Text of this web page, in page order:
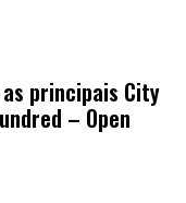
principais City
– Open